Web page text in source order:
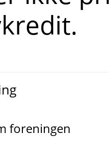
foreningen